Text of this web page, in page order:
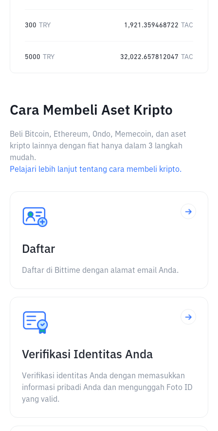
300 TRY 1,921.359468722 TAC
5000 TRY 32,022.657812047 TAC
Cara Membeli Aset Kripto
Beli Bitcoin, Ethereum, Ondo, Memecoin, dan aset
kripto lainnya dengan fiat hanya dalam 3 langkah
mudah.
Pelajari lebih lanjut tentang cara membeli kripto.
Daftar
Daftar di Bittime dengan alamat email Anda.
Verifikasi Identitas Anda
Verifikasi identitas Anda dengan memasukkan
informasi pribadi Anda dan mengunggah Foto ID
yang valid.